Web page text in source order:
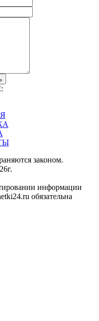
законом.
информации
обязательна